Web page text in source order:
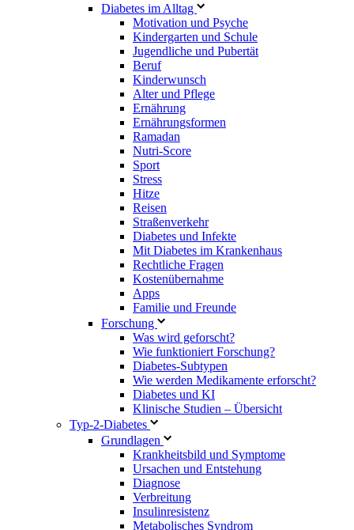
Diabetes im Alltag
Motivation und Psyche
Kindergarten und Schule
Jugendliche und Pubertät
Beruf
Kinderwunsch
Alter und Pflege
Ernährung
Ernährungsformen
Ramadan
Nutri-Score
Sport
Stress
Hitze
Reisen
Straßenverkehr
Diabetes und Infekte
Mit Diabetes im Krankenhaus
Rechtliche Fragen
Kostenübernahme
Apps
Familie und Freunde
Forschung
Was wird geforscht?
Wie funktioniert Forschung?
Diabetes-Subtypen
Wie werden Medikamente erforscht?
Diabetes und KI
Klinische Studien – Übersicht
Typ-2-Diabetes
Grundlagen
Krankheitsbild und Symptome
Ursachen und Entstehung
Diagnose
Verbreitung
Insulinresistenz
Metabolisches Syndrom